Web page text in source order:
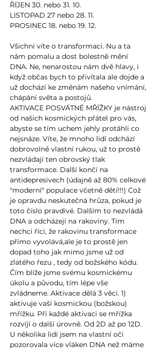
ŘÍJEN 30. nebo 31. 10.
LISTOPAD 27 nebo 28. 11.
PROSINEC 18. nebo 19. 12.
Všichni víte o transformaci. Nu a ta
nám pomalu a dost bolestně mění
DNA. Ne, nenarostou nám dvě hlavy, i
když občas bych to přivítala ale dojde a
už dochází ke změnám našeho vnímání,
chápání světa a postojů.
AKTIVACE POSVÁTNÉ MŘÍŽKY je nástroj
od našich kosmických přátel pro vás,
abyste se tím uchem jehly protáhli co
nejsnáze. Víte, že mnoho lidí odchází
dobrovolně vlastní rukou, už to prostě
nezvládají ten obrovský tlak
transformace. Další končí na
antidepresivech (údajně až 80% celkové
"moderní" populace včetně dětí!!!) Což
je opravdu neskutečná hrůza, pokud je
toto číslo pravdivé. Dalším to nezvládá
DNA a odcházejí na rakoviny. Tím
nechci říci, že rakovinu transformace
přímo vyvolává,ale je to prostě jen
dopad toho jak mimo jsme už od
zlatého řezu , tedy od božského kódu.
Čím blíže jsme svému kosmickému
úkolu a původu, tím lépe vše
zvládneme. Aktivace dělá 3 věci. 1)
aktivuje vaší kosmickou (božskou)
mřížku. Při každé aktivaci se mřížka
rozvíjí o další úrovně. Od 2D až po 12D.
U několika lidí jsem na vlastní oči
pozorovala více vláken DNA než máme